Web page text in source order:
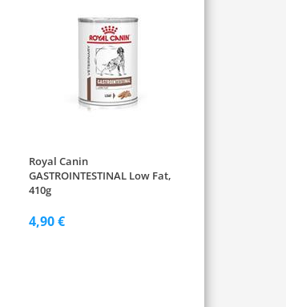
Royal Canin
GASTROINTESTINAL Low Fat,
410g
4,90 €